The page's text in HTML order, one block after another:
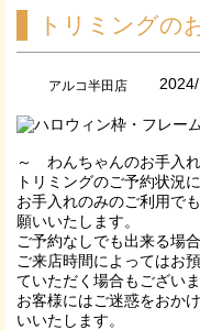
トリミングの
アルコ半田店
～ わんちゃんのお手入
トリミングのご予約状況
お手入れのみのご利用で
願いいたします。
ご予約なしでも出来る場
ご来店時間によってはお
ていただく場合もございま
お客様にはご迷惑をおか
いいたします。